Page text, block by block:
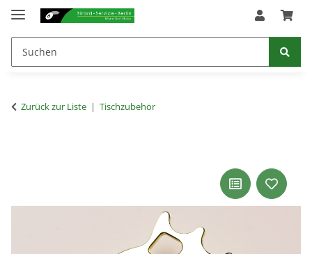
Zurück zur Liste Tischzubehör